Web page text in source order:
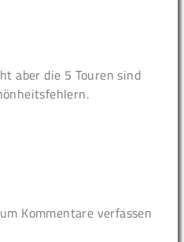
aber die 5 Touren sind
Kommentare verfassen